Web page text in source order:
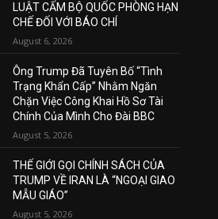
LUẬT CẤM BỘ QUỐC PHÒNG HẠN
CHẾ ĐỐI VỚI BÁO CHÍ
August 6, 2026
Ông Trump Đã Tuyên Bố “Tình
Trạng Khẩn Cấp” Nhằm Ngăn
Chặn Việc Công Khai Hồ Sơ Tài
Chính Của Mình Cho Đài BBC
August 5, 2026
THẾ GIỚI GỌI CHÍNH SÁCH CỦA
TRUMP VỀ IRAN LÀ “NGOẠI GIAO
MẪU GIÁO”
August 5, 2026